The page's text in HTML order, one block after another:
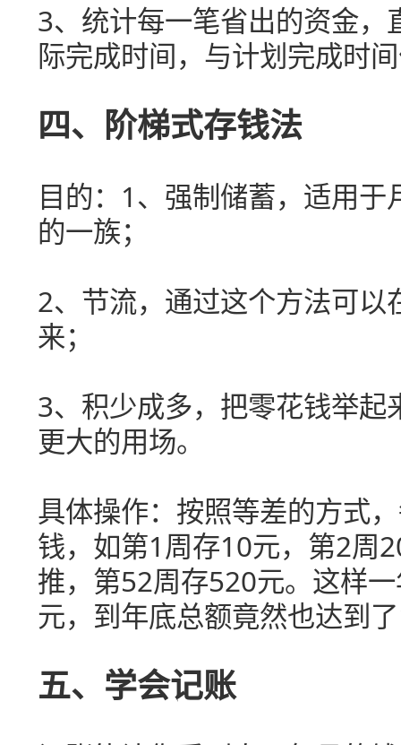
3、统计每一笔省出的资金
际完成时间，与计划完成时
四、阶梯式存钱法
目的：1、强制储蓄，适用
的一族；
2、节流，通过这个方法可
来；
3、积少成多，把零花钱举
更大的用场。
具体操作：按照等差的方式
钱，如第1周存10元，第2
推，第52周存520元。这样
元，到年底总额竟然也达到
五、学会记账